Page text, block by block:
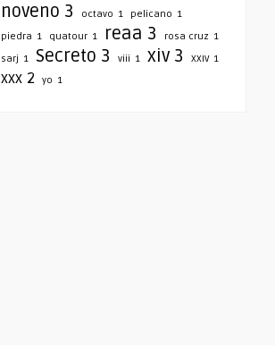
noveno 3 octavo 1 pelicano 1
piedra 1 quatour 1 reaa 3 rosa cruz 1
sarj 1 Secreto 3 viii 1 xiv 3 XXIV 1
xxx 2 yo 1